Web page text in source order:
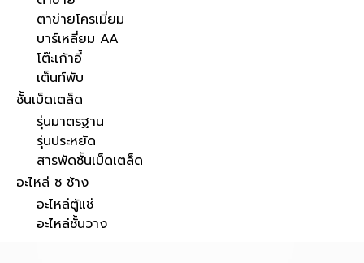
ตาข่ายโครเมี่ยม
บาร์เหลี่ยม AA
โต๊ะเก้าอี้
เต็นท์พับ
ชั้นเบ็ดเตล็ด
รุ่นมาตรฐาน
รุ่นประหยัด
สารพัดชั้นเบ็ดเตล็ด
อะไหล่ ช ช้าง
อะไหล่ตู้แช่
อะไหล่ชั้นวาง